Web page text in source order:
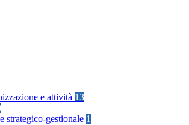
e attività 13
strategico-gestionale 1